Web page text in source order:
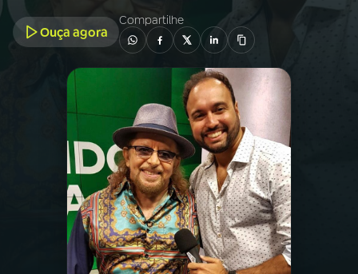
02A RÁDIO
PROGRAMAÇÃO
PROGRAMAS
PODCASTS
VIDEOCASTS
Ouça agora
Compartilhe